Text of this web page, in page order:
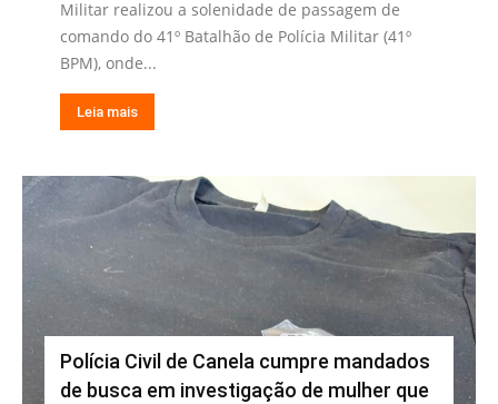
Militar realizou a solenidade de passagem de
comando do 41º Batalhão de Polícia Militar (41º
BPM), onde...
Leia mais
Polícia Civil de Canela cumpre mandados
de busca em investigação de mulher que